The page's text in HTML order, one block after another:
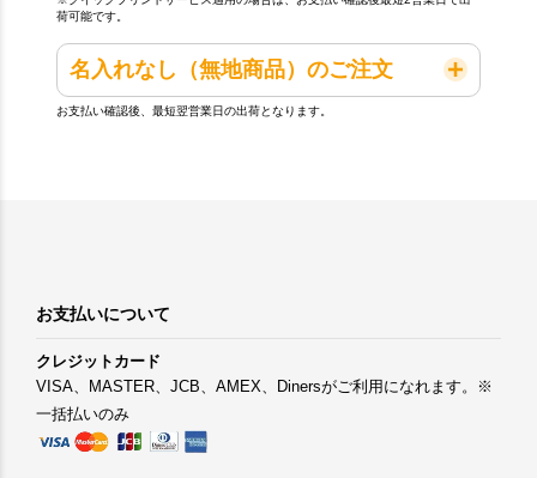
荷可能です。
名入れなし（無地商品）のご注文
お支払い確認後、最短翌営業日の出荷となります。
お支払いについて
クレジットカード
VISA、MASTER、JCB、AMEX、Dinersがご利用になれます。※
一括払いのみ